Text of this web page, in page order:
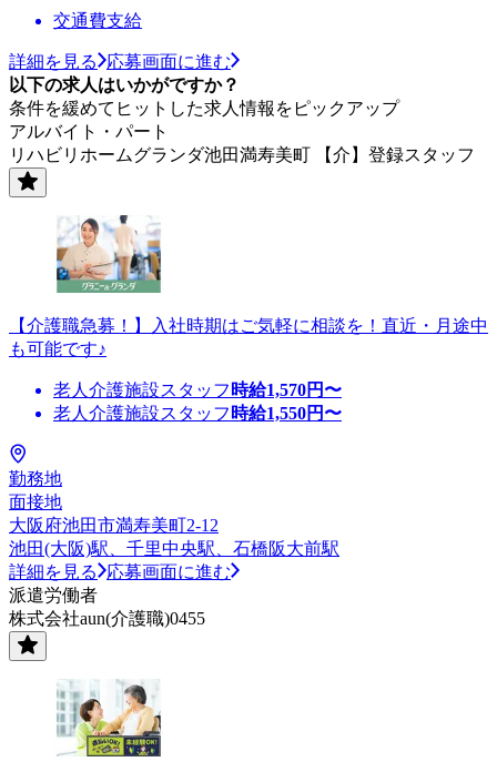
交通費支給
詳細を見る
応募画面に進む
以下の求人はいかがですか？
条件を緩めてヒットした求人情報をピックアップ
アルバイト・パート
リハビリホームグランダ池田満寿美町 【介】登録スタッフ
【介護職急募！】入社時期はご気軽に相談を！直近・月途中
も可能です♪
老人介護施設スタッフ 時給1,570円〜
老人介護施設スタッフ 時給1,550円〜
勤務地
面接地
大阪府池田市満寿美町2-12
池田(大阪)駅、千里中央駅、石橋阪大前駅
詳細を見る
応募画面に進む
派遣労働者
株式会社aun(介護職)0455